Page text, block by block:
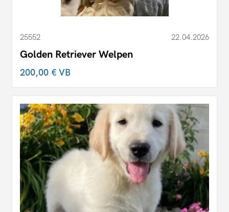
25552 22.04.2026
Golden Retriever Welpen
200,00 €VB